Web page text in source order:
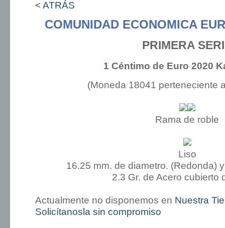
< ATRÁS
COMUNIDAD ECONOMICA
PRIMERA
1 Céntimo de Euro 2020
(Moneda 18041 perteneciente
Rama de roble
Liso
16.25 mm. de diametro. (Redonda)
2.3 Gr. de Acero cubierto
Actualmente no disponemos en Nuestra
Solicítanosla sin compromiso